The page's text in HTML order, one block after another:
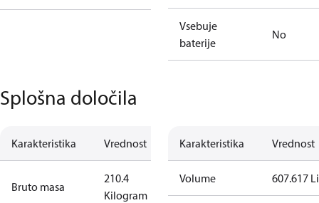
Vsebuje
baterije
No
Splošna določila
Karakteristika Vrednost
Bruto masa
210.4
Kilogram
Karakteristika Vrednost
Volume 607.617